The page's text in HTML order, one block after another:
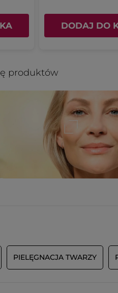
DODAJ DO
produktów
PIELĘGNACJA TWARZY